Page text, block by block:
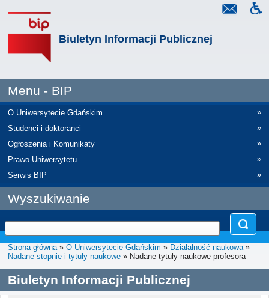
Biuletyn Informacji Publicznej
Menu - BIP
O Uniwersytecie Gdańskim
»
Studenci i doktoranci
»
Ogłoszenia i Komunikaty
»
Prawo Uniwersytetu
»
Serwis BIP
»
Wyszukiwanie
Strona główna» O Uniwersytecie Gdańskim » Działalność naukowa»
Nadane stopnie i tytuły naukowe » Nadane tytuły naukowe profesora
Biuletyn Informacji Publicznej